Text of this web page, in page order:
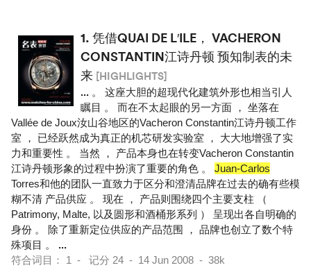
1. 凭借QUAI DE L′ILE， VACHERON
CONSTANTIN江诗丹顿 预知制表的未
来 [HIGHLIGHTS]
... 。 这座大胆的超现代化建筑外形也相当引人
瞩目 。 而在不太起眼的另一方面 ， 坐落在
Vallée de Joux汝山谷地区的Vacheron Constantin江诗丹顿工作
室 ， 已经跃然成为真正的机芯研发实验室 ， 大大地增强了实
力和重要性 。 当然 ， 产品本身也在转变Vacheron Constantin
江诗丹顿形象的过程中扮演了重要的角色 。 Juan-Carlos
Torres和他的团队一直致力于区分和澄清品牌在过去的确有些模
糊不清 产品供应 。 现在 ， 产品则围绕四个主要支柱 （
Patrimony, Malte, 以及圆形和酒桶形系列 ） 呈现出各自明确的
身份 。 除了重新定位供应的产品范围 ， 品牌也创立了数个特
殊项目 。 ...
符合词目： 1 - 记分 24 - 14 Jun 2008 - 38k